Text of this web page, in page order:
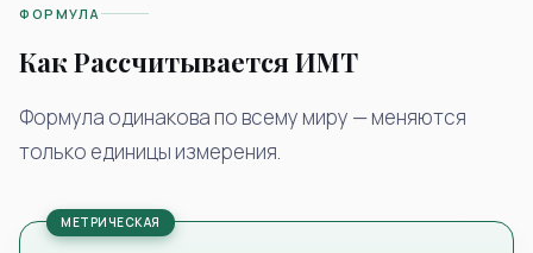
ФОРМУЛА
Как Рассчитывается ИМТ
Формула одинакова по всему миру — меняются
только единицы измерения.
МЕТРИЧЕСКАЯ